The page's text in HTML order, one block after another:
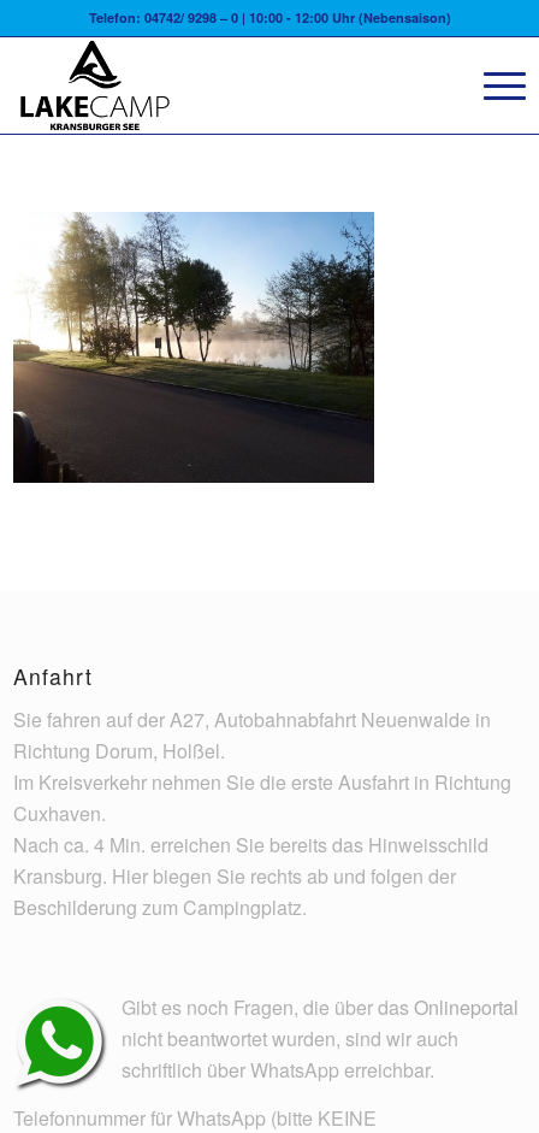
Telefon: 04742/ 9298 – 0 | 10:00 - 12:00 Uhr (Nebensaison)
Anfahrt
Sie fahren auf der A27, Autobahnabfahrt Neuenwalde in
Richtung Dorum, Holßel.
Im Kreisverkehr nehmen Sie die erste Ausfahrt in Richtung
Cuxhaven.
Nach ca. 4 Min. erreichen Sie bereits das Hinweisschild
Kransburg. Hier biegen Sie rechts ab und folgen der
Beschilderung zum Campingplatz.
Gibt es noch Fragen, die über dasOnlineportal
nicht beantwortet wurden, sind wir auch
schriftlich über WhatsApp erreichbar.
Telefonnummer für WhatsApp (bitte KEINE